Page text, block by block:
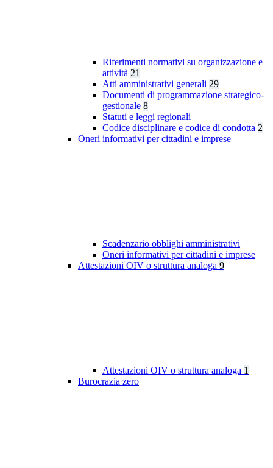
Riferimenti normativi su organizzazione e
attività 21
Atti amministrativi generali 29
Documenti di programmazione strategico-
gestionale 8
Statuti e leggi regionali
Codice disciplinare e codice di condotta 2
Oneri informativi per cittadini e imprese
Scadenzario obblighi amministrativi
Oneri informativi per cittadini e imprese
Attestazioni OIV o struttura analoga 9
Attestazioni OIV o struttura analoga 1
Burocrazia zero